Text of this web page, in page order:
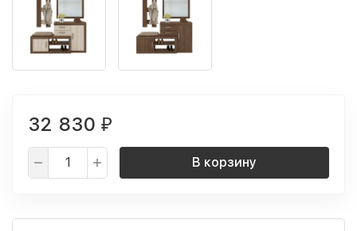
32 830 ₽
В корзину